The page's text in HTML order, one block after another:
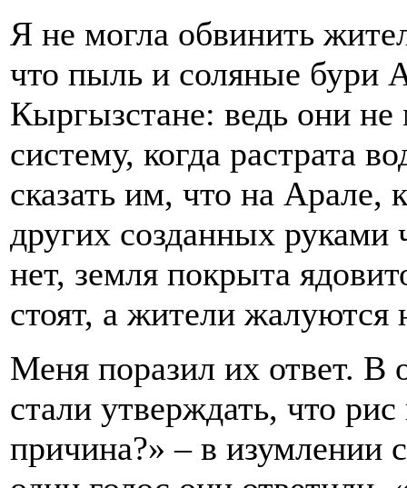
Я не могла обвинить
что пыль и соляные бури
Кыргызстане: ведь они не
систему, когда растрата
сказать им, что на Арале,
других созданных руками
нет, земля покрыта
стоят, а жители жалуются
Меня поразил их ответ. В
стали утверждать, что
причина?» – в изумлении